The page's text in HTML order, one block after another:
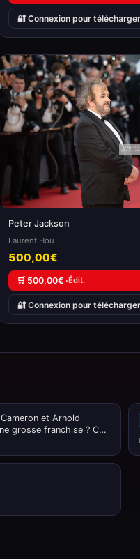
🔐 Connexion pour télécharger
Peter Jackson
Laurent Hou
500,00€
🛒 500,00€ ·Édit.
🔐 Connexion pour télécharger
et Arnold
grosse franchise ? Ce